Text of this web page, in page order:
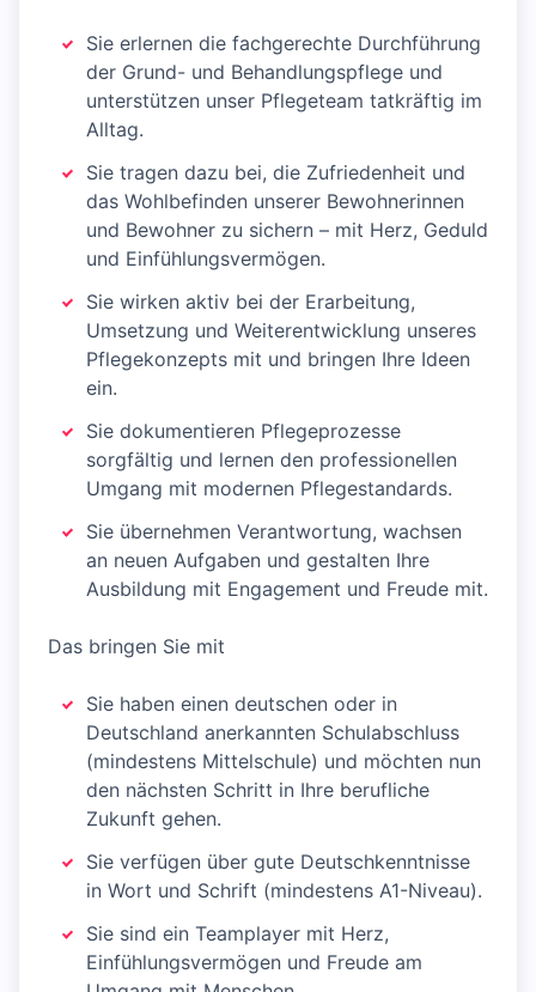
Sie erlernen die fachgerechte Durchführung
der Grund- und Behandlungspflege und
unterstützen unser Pflegeteam tatkräftig im
Alltag.
Sie tragen dazu bei, die Zufriedenheit und
das Wohlbefinden unserer Bewohnerinnen
und Bewohner zu sichern – mit Herz, Geduld
und Einfühlungsvermögen.
Sie wirken aktiv bei der Erarbeitung,
Umsetzung und Weiterentwicklung unseres
Pflegekonzepts mit und bringen Ihre Ideen
ein.
Sie dokumentieren Pflegeprozesse
sorgfältig und lernen den professionellen
Umgang mit modernen Pflegestandards.
Sie übernehmen Verantwortung, wachsen
an neuen Aufgaben und gestalten Ihre
Ausbildung mit Engagement und Freude mit.
Das bringen Sie mit
Sie haben einen deutschen oder in
Deutschland anerkannten Schulabschluss
(mindestens Mittelschule) und möchten nun
den nächsten Schritt in Ihre berufliche
Zukunft gehen.
Sie verfügen über gute Deutschkenntnisse
in Wort und Schrift (mindestens A1-Niveau).
Sie sind ein Teamplayer mit Herz,
Einfühlungsvermögen und Freude am